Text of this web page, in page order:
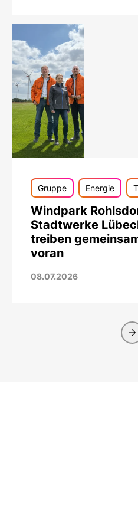
Gruppe Energie
Windpark
Stadtwerke
treiben
voran
08.07.2026